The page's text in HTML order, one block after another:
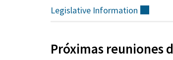
Legislative Information
Próximas reuniones